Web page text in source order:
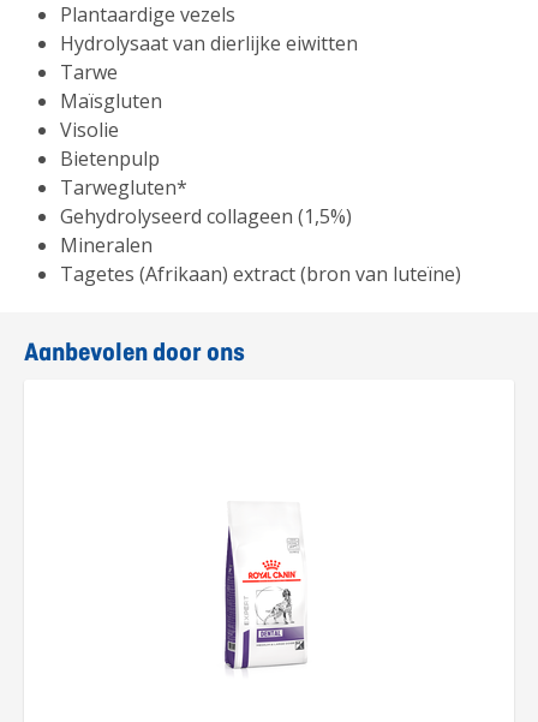
Plantaardige vezels
Hydrolysaat van dierlijke eiwitten
Tarwe
Maïsgluten
Visolie
Bietenpulp
Tarwegluten*
Gehydrolyseerd collageen (1,5%)
Mineralen
Tagetes (Afrikaan) extract (bron van luteïne)
Aanbevolen door ons